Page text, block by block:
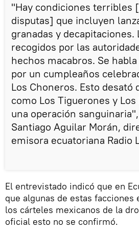
"Hay condiciones terribles
disputas] que incluyen
granadas y
recogidos por las
hechos macabros. Se
por un cumpleaños
Los Choneros. Esto desató
como Los Tiguerones y
una operación
Santiago Aguilar Morán,
emisora ecuatoriana Radio
El entrevistado indicó que en
que algunas de estas facciones
los cárteles mexicanos de la
oficial esto no se confirmó.